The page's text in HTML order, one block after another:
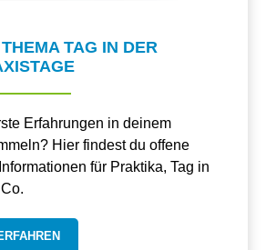
TAG IN DER
Erfahrungen in deinem
Hier findest du offene
für Praktika, Tag in